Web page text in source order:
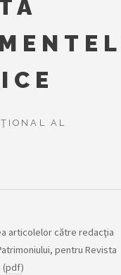
AL
articolelor către redacţia
pentru Revista
(pdf)